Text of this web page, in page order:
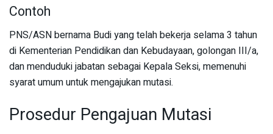
Contoh
PNS/ASN bernama Budi yang telah bekerja selama 3 tahun
di Kementerian Pendidikan dan Kebudayaan, golongan III/a,
dan menduduki jabatan sebagai Kepala Seksi, memenuhi
syarat umum untuk mengajukan mutasi.
Prosedur Pengajuan Mutasi